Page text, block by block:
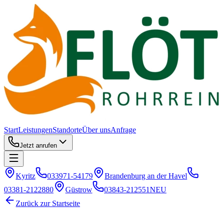
StartLeistungenStandorteÜber unsAnfrage
Jetzt anrufen
Kyritz 033971-54179
Brandenburg an der Havel
03381-2122880
Güstrow 03843-212551NEU
Zurück zur Startseite